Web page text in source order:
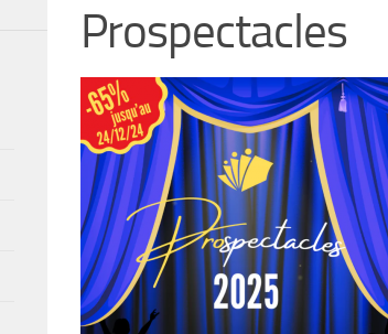
Prospectacles